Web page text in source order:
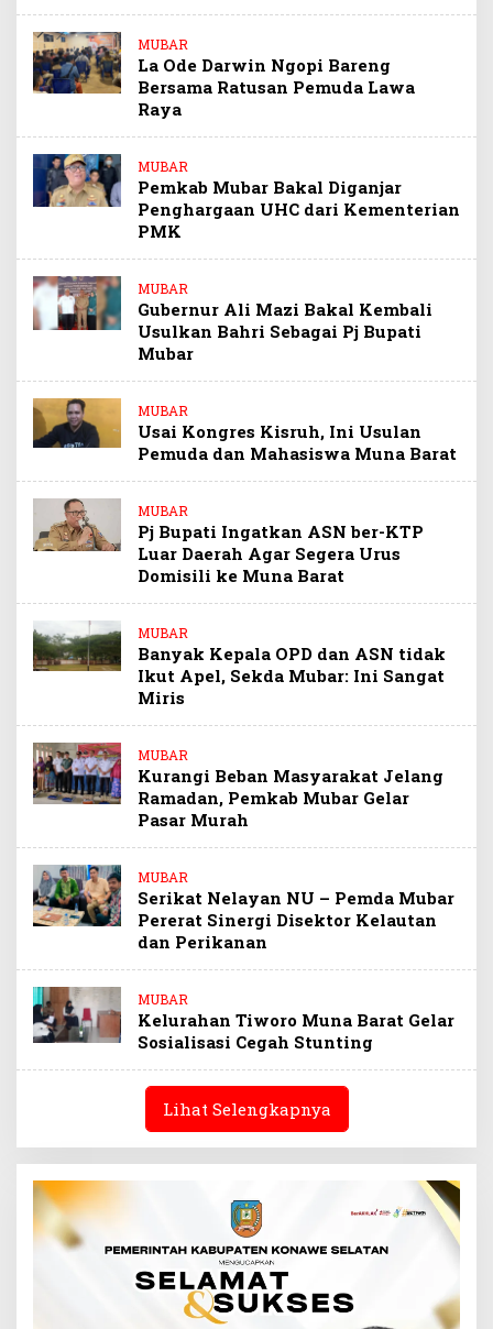
MUBAR
La Ode Darwin Ngopi Bareng
Bersama Ratusan Pemuda Lawa
Raya
MUBAR
Pemkab Mubar Bakal Diganjar
Penghargaan UHC dari Kementerian
PMK
MUBAR
Gubernur Ali Mazi Bakal Kembali
Usulkan Bahri Sebagai Pj Bupati
Mubar
MUBAR
Usai Kongres Kisruh, Ini Usulan
Pemuda dan Mahasiswa Muna Barat
MUBAR
Pj Bupati Ingatkan ASN ber-KTP
Luar Daerah Agar Segera Urus
Domisili ke Muna Barat
MUBAR
Banyak Kepala OPD dan ASN tidak
Ikut Apel, Sekda Mubar: Ini Sangat
Miris
MUBAR
Kurangi Beban Masyarakat Jelang
Ramadan, Pemkab Mubar Gelar
Pasar Murah
MUBAR
Serikat Nelayan NU – Pemda Mubar
Pererat Sinergi Disektor Kelautan
dan Perikanan
MUBAR
Kelurahan Tiworo Muna Barat Gelar
Sosialisasi Cegah Stunting
Lihat Selengkapnya